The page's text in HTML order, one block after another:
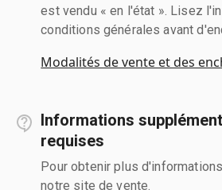
est vendu « en l'état ». Lisez
conditions générales avant
Modalités de vente et des
Informations
requises
Pour obtenir plus
notre site de vente.